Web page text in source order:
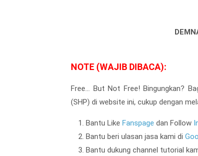
NOTE (WAJIB DIBACA):
Free... But Not Free! Bingungkan?
(SHP) di website ini, cukup dengan
Bantu Like Fanspage dan Follow
Bantu beri ulasan jasa kami di
Bantu dukung channel tutorial